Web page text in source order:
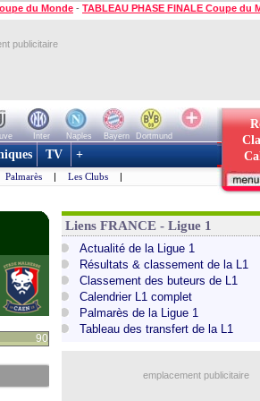
du Monde - TABLEAU PHASE FINALE Coupe du
publicitaire
Inter Naples Bayern
Dortmund
TV +
Palmarès | Les Clubs |
90
Liens FRANCE - Ligue 1
Actualité de la Ligue 1
Résultats & classement de la L1
Classement des buteurs de L1
Calendrier L1 complet
Palmarès de la Ligue 1
Tableau des transfert de la L1
emplacement publicitaire